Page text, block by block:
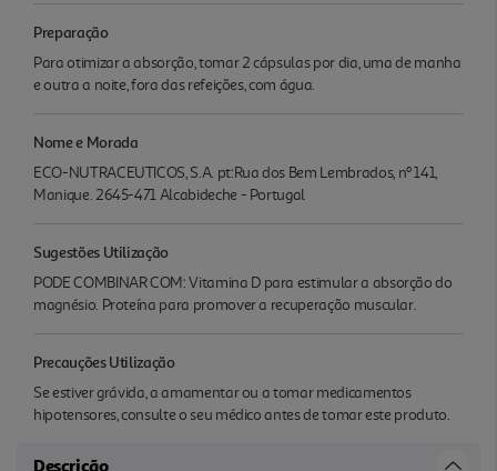
Preparação
Para otimizar a absorção, tomar 2 cápsulas por dia, uma de manha
e outra a noite, fora das refeições, com água.
Nome e Morada
ECO-NUTRACEUTICOS, S.A. pt:Rua dos Bem Lembrados, nº 141,
Manique. 2645-471 Alcabideche - Portugal
Sugestões Utilização
PODE COMBINAR COM: Vitamina D para estimular a absorção do
magnésio. Proteína para promover a recuperação muscular.
Precauções Utilização
Se estiver grávida, a amamentar ou a tomar medicamentos
hipotensores, consulte o seu médico antes de tomar este produto.
Descrição